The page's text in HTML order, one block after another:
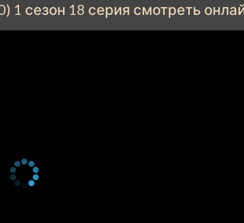
1 сезон 34 серия
1 сезон 33 серия
1 сезон 25 серия
1 сезон 24 серия
1 сезон 18 серия смотреть